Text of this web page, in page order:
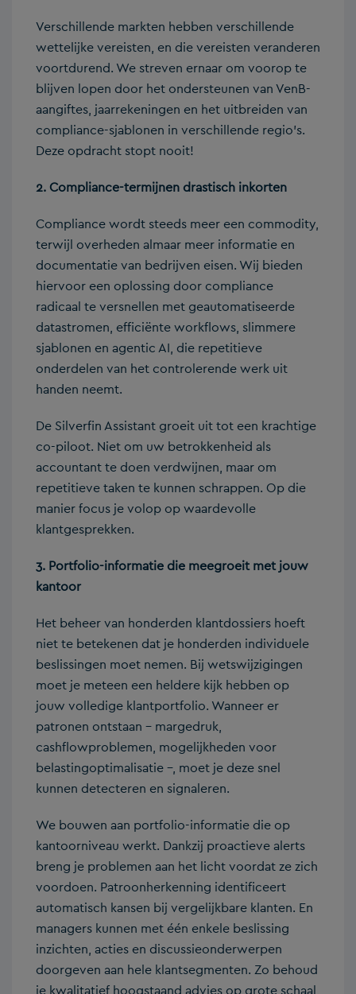
Verschillende markten hebben verschillende
wettelijke vereisten, en die vereisten veranderen
voortdurend. We streven ernaar om voorop te
blijven lopen door het ondersteunen van VenB-
aangiftes, jaarrekeningen en het uitbreiden van
compliance-sjablonen in verschillende regio’s.
Deze opdracht stopt nooit!
2. Compliance-termijnen drastisch inkorten
Compliance wordt steeds meer een commodity,
terwijl overheden almaar meer informatie en
documentatie van bedrijven eisen. Wij bieden
hiervoor een oplossing door compliance
radicaal te versnellen met geautomatiseerde
datastromen, efficiënte workflows, slimmere
sjablonen en agentic AI, die repetitieve
onderdelen van het controlerende werk uit
handen neemt.
De Silverfin Assistant groeit uit tot een krachtige
co-piloot. Niet om uw betrokkenheid als
accountant te doen verdwijnen, maar om
repetitieve taken te kunnen schrappen. Op die
manier focus je volop op waardevolle
klantgesprekken.
3. Portfolio-informatie die meegroeit met jouw
kantoor
Het beheer van honderden klantdossiers hoeft
niet te betekenen dat je honderden individuele
beslissingen moet nemen. Bij wetswijzigingen
moet je meteen een heldere kijk hebben op
jouw volledige klantportfolio. Wanneer er
patronen ontstaan – margedruk,
cashflowproblemen, mogelijkheden voor
belastingoptimalisatie –, moet je deze snel
kunnen detecteren en signaleren.
We bouwen aan portfolio-informatie die op
kantoorniveau werkt. Dankzij proactieve alerts
breng je problemen aan het licht voordat ze zich
voordoen. Patroonherkenning identificeert
automatisch kansen bij vergelijkbare klanten. En
managers kunnen met één enkele beslissing
inzichten, acties en discussieonderwerpen
doorgeven aan hele klantsegmenten. Zo behoud
je kwalitatief hoogstaand advies op grote schaal,